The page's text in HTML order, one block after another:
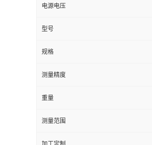
电源电压
型号
规格
测量精度
重量
测量范围